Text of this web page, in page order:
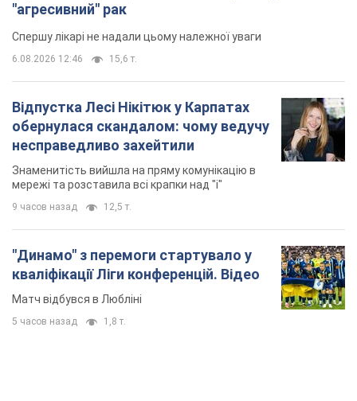
"агресивний" рак
Спершу лікарі не надали цьому належної уваги
6.08.2026 12:46 15,6 т.
Відпустка Лесі Нікітюк у Карпатах
обернулася скандалом: чому ведучу
несправедливо захейтили
Знаменитість вийшла на пряму комунікацію в
мережі та розставила всі крапки над "і"
9 часов назад 12,5 т.
"Динамо" з перемоги стартувало у
кваліфікації Ліги конференцій. Відео
Матч відбувся в Любліні
5 часов назад 1,8 т.